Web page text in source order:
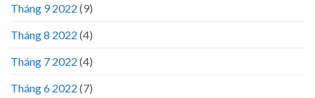
Tháng 9 2022 (9)
Tháng 8 2022 (4)
Tháng 7 2022 (4)
Tháng 6 2022 (7)